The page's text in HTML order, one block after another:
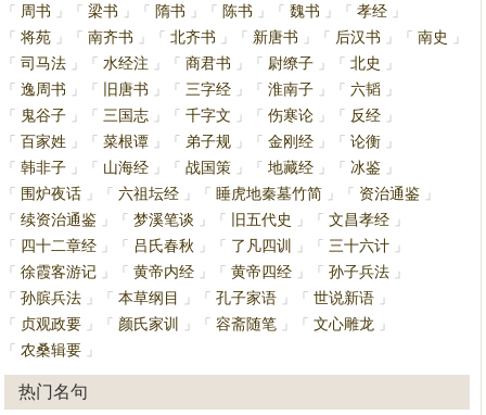
「
周书 」 「 梁书 」 「 隋书 」 「 陈书 」 「 魏书 」 「 孝经 」
「
将苑 」 「 南齐书 」 「 北齐书 」 「 新唐书 」 「 后汉书 」 「 南史
」
「
司马法 」 「 水经注 」 「 商君书 」 「 尉缭子 」 「 北史
」
「
逸周书 」 「 旧唐书 」 「 三字经 」 「 淮南子 」 「 六韬 」
「
鬼谷子 」 「 三国志 」 「 千字文 」 「 伤寒论 」 「 反经 」
「
百家姓 」 「 菜根谭 」 「 弟子规 」 「 金刚经 」 「 论衡 」
「
韩非子 」 「 山海经 」 「 战国策 」 「 地藏经 」 「 冰鉴 」
「
围炉夜话 」 「 六祖坛经 」 「 睡虎地秦墓竹简 」 「 资治通鉴 」
「
续资治通鉴 」 「 梦溪笔谈 」 「 旧五代史 」 「 文昌孝经 」
「
四十二章经 」 「 吕氏春秋 」 「 了凡四训 」 「 三十六计 」
「
徐霞客游记 」 「 黄帝内经 」 「 黄帝四经 」 「 孙子兵法 」
「
孙膑兵法 」 「 本草纲目 」 「 孔子家语 」 「 世说新语 」
「
贞观政要 」 「 颜氏家训 」 「 容斋随笔 」 「 文心雕龙
」
「
农桑辑要 」
热门名句